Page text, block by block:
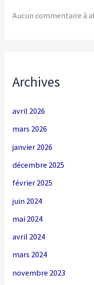
Aucun commentaire à
Archives
avril 2026
mars 2026
janvier 2026
décembre 2025
février 2025
juin 2024
mai 2024
avril 2024
mars 2024
novembre 2023